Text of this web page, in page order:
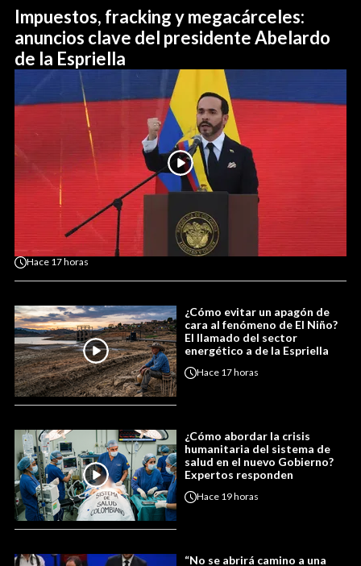
Impuestos, fracking y megacárceles:
anuncios clave del presidente Abelardo
de la Espriella
Hace 17 horas
¿Cómo evitar un apagón de
cara al fenómeno de El Niño?
El llamado del sector
energético a de la Espriella
Hace 17 horas
¿Cómo abordar la crisis
humanitaria del sistema de
salud en el nuevo Gobierno?
Expertos responden
Hace 19 horas
“No se abrirá camino a una